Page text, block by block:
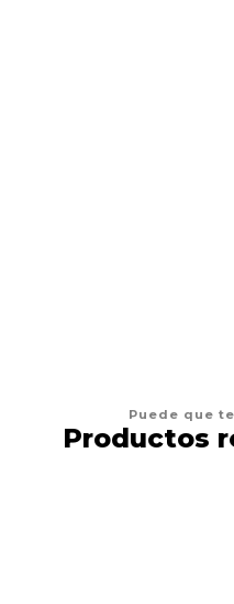
Puede que
Productos